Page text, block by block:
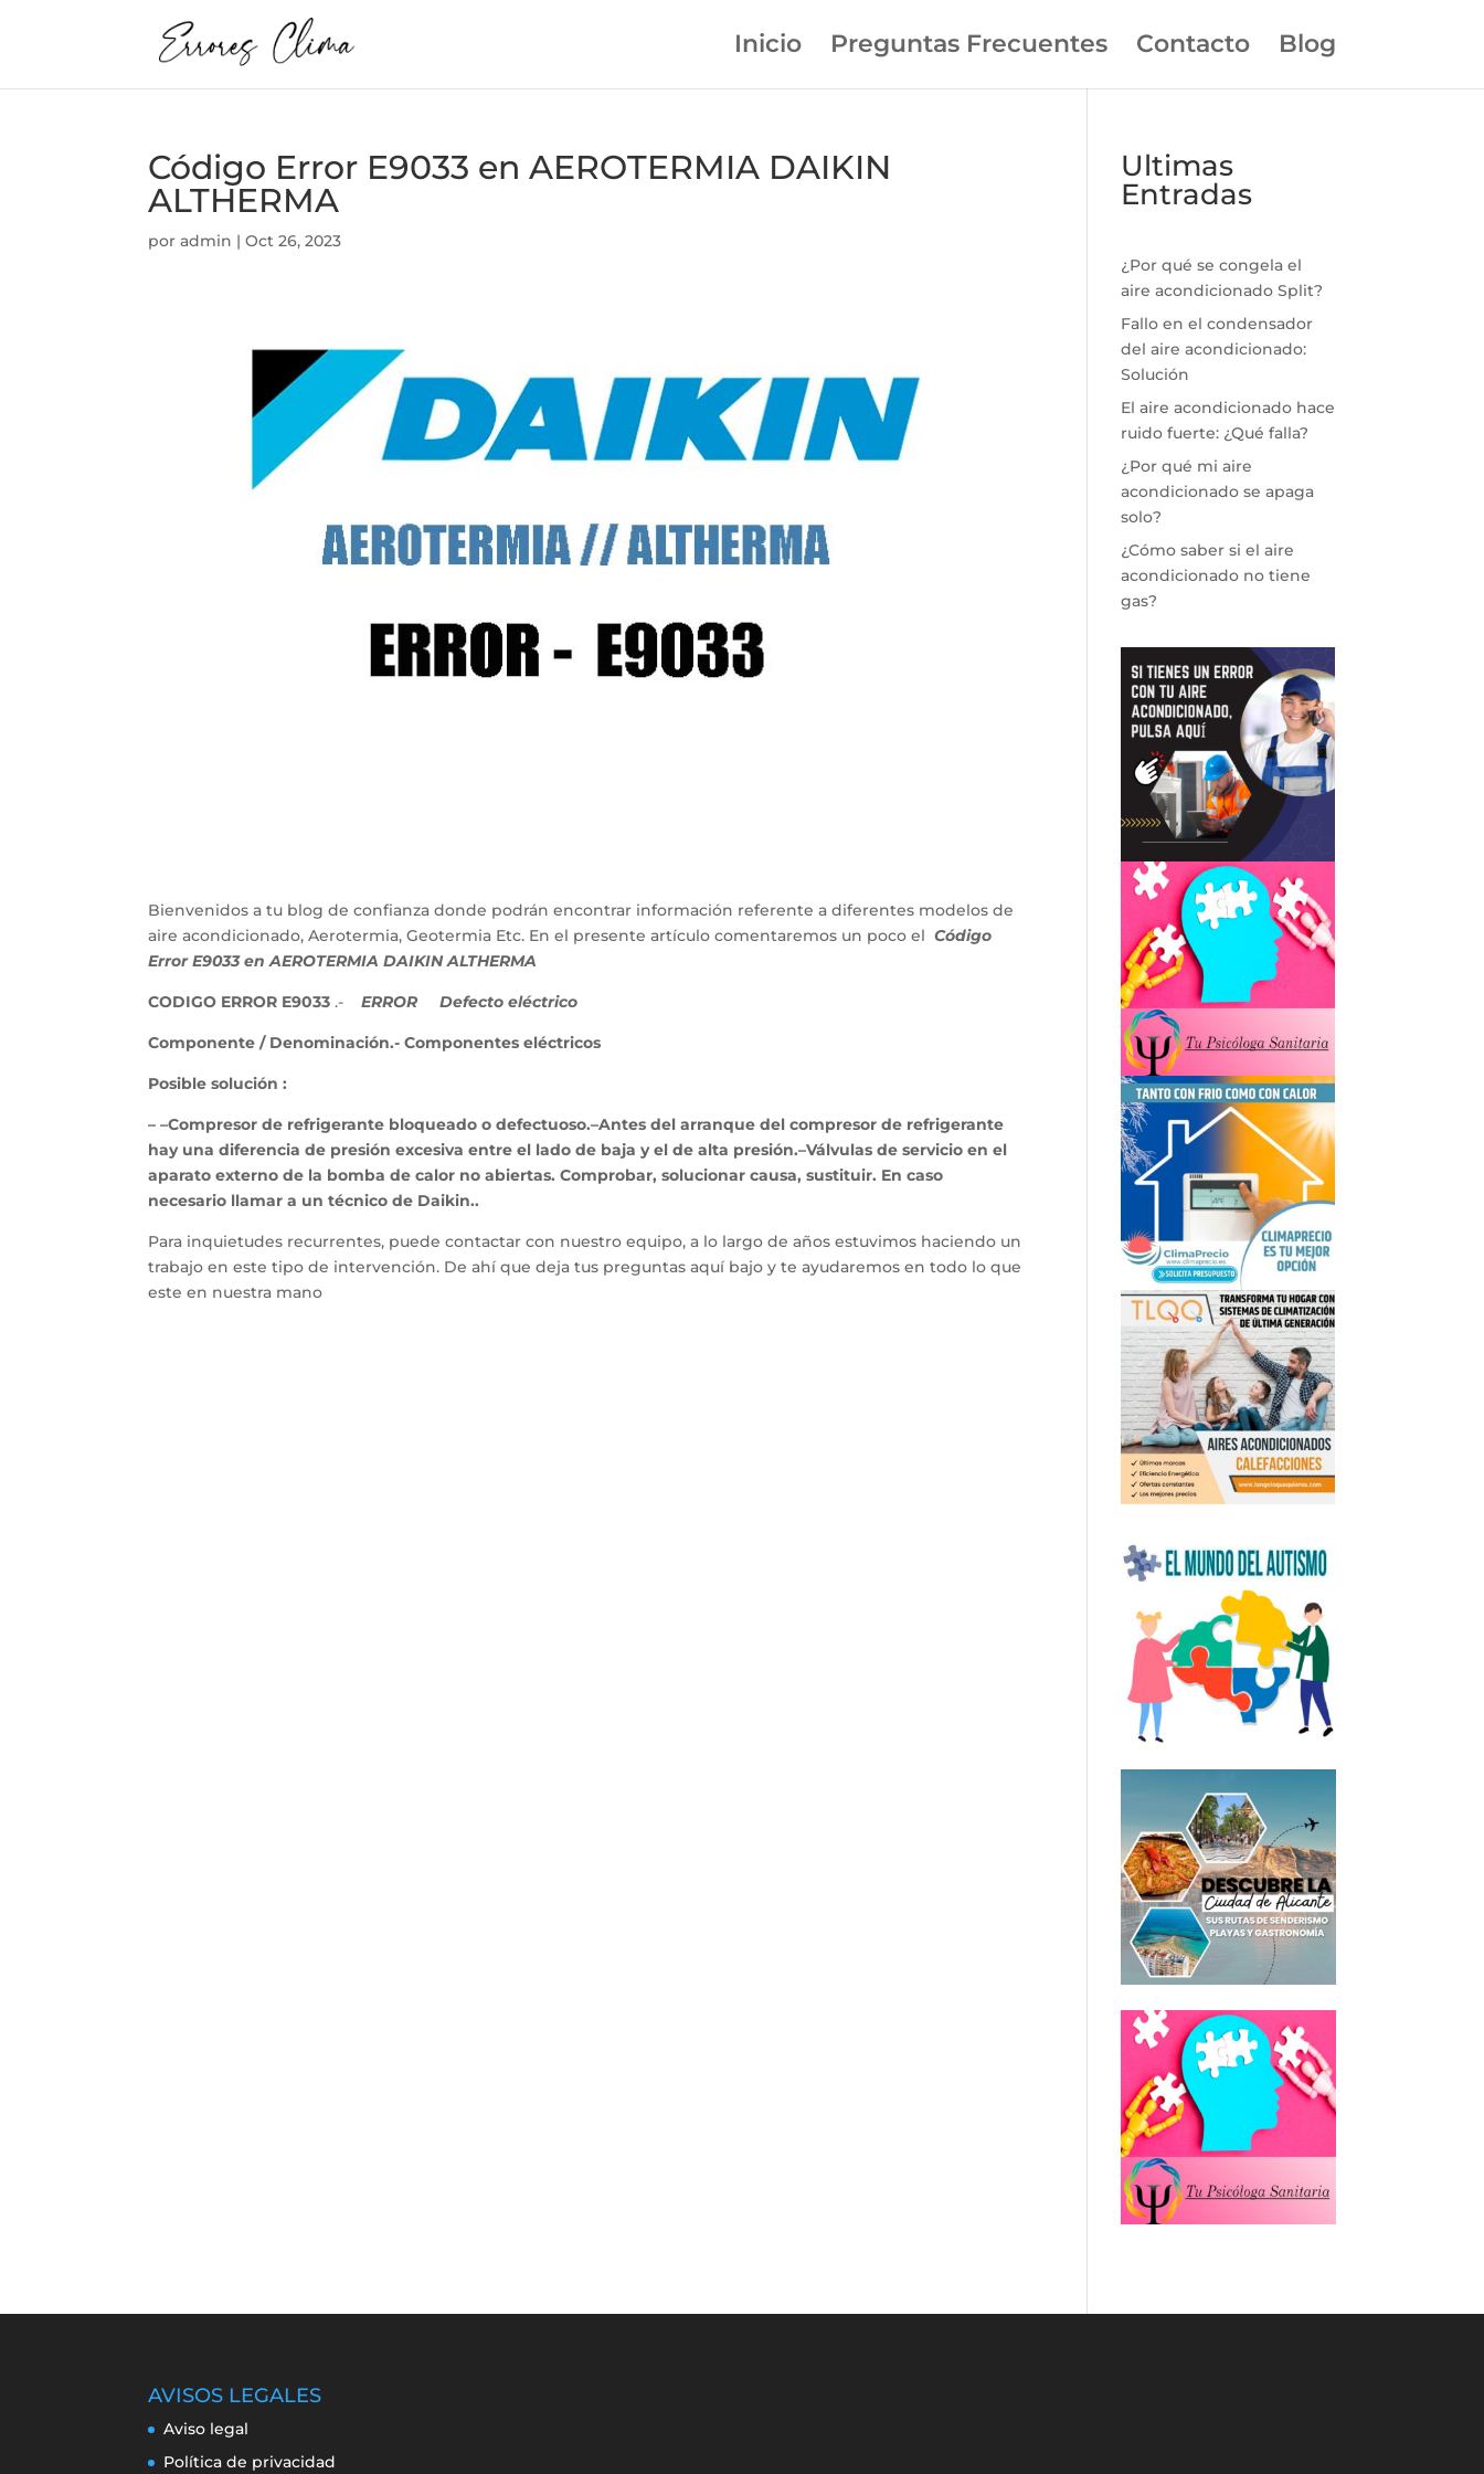
Inicio Preguntas Frecuentes Contacto Blog
Código Error E9033 en AEROTERMIA DAIKIN
ALTHERMA
poradmin |Oct 26, 2023
Bienvenidos a tu blog de confianza donde podrán encontrar información referente a diferentes modelos de
aire acondicionado, Aerotermia, Geotermia Etc. En el presente artículo comentaremos un poco el Código
Error E9033 en AEROTERMIA DAIKIN ALTHERMA
CODIGO ERROR E9033 .-ERROR Defecto eléctrico
Componente / Denominación.- Componentes eléctricos
Posible solución :
– –Compresor de refrigerante bloqueado o defectuoso.–Antes del arranque del compresor de refrigerante
hay una diferencia de presión excesiva entre el lado de baja y el de alta presión.–Válvulas de servicio en el
aparato externo de la bomba de calor no abiertas. Comprobar, solucionar causa, sustituir. En caso
necesario llamar a un técnico de Daikin..
Para inquietudes recurrentes, puede contactar con nuestro equipo, a lo largo de años estuvimos haciendo un
trabajo en este tipo de intervención. De ahí que deja tus preguntas aquí bajo y te ayudaremos en todo lo que
este en nuestra mano
Ultimas
Entradas
¿Por qué se congela el
aire acondicionado Split?
Fallo en el condensador
del aire acondicionado:
Solución
El aire acondicionado hace
ruido fuerte: ¿Qué falla?
¿Por qué mi aire
acondicionado se apaga
solo?
¿Cómo saber si el aire
acondicionado no tiene
gas?
AVISOS LEGALES
Aviso legal
Política de privacidad